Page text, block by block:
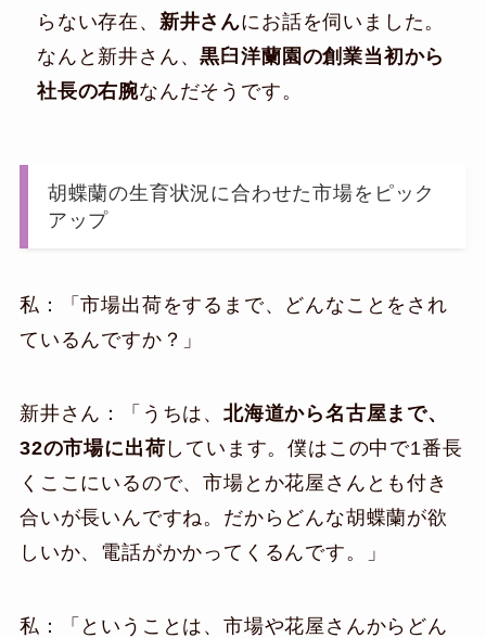
らない存在、 新井さんにお話を伺いました。
なんと新井さん、黒臼洋蘭園の創業当初から
社長の右腕なんだそうです。
胡蝶蘭の生育状況に合わせた市場をピック
アップ
私：「市場出荷をするまで、どんなことをされ
ているんですか？」
新井さん：「うちは、 北海道から名古屋まで、
32の市場に出荷 しています。僕はこの中で1番長
くここにいるので、市場とか花屋さんとも付き
合いが長いんですね。だからどんな胡蝶蘭が欲
しいか、電話がかかってくるんです。」
私：「ということは、市場や花屋さんからどん